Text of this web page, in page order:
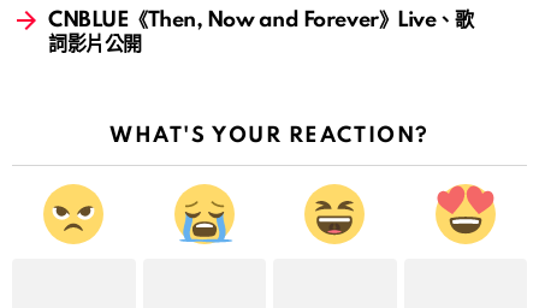
CNBLUE《Then, Now and Forever》Live、歌
詞影片公開
WHAT'S YOUR REACTION?